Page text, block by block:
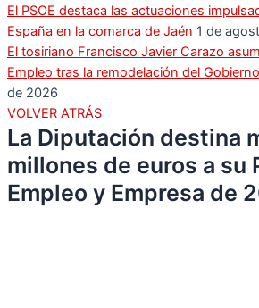
El PSOE destaca las actuaciones
España en la comarca de Jaén 1 de
El tosiriano Francisco Javier Carazo
Empleo tras la remodelación del
de 2026
VOLVER ATRÁS
La Diputación destina
millones de euros a su
Empleo y Empresa de